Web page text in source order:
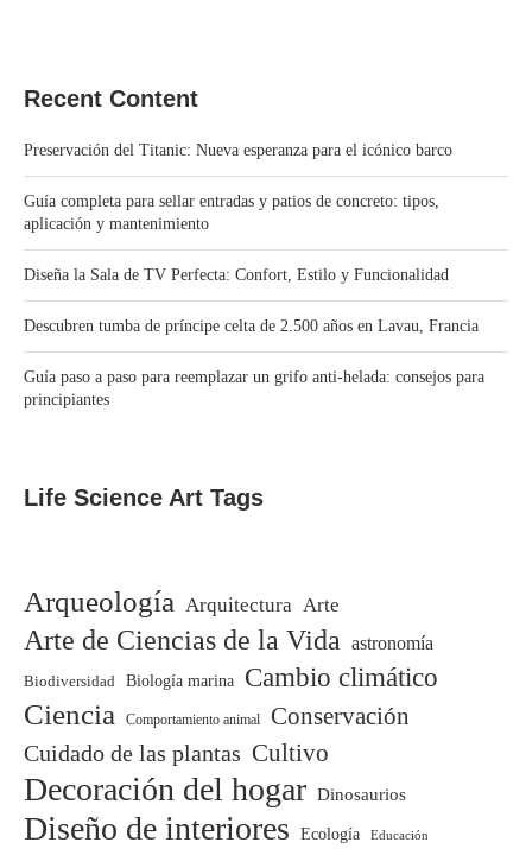
Recent Content
Preservación del Titanic: Nueva esperanza para el icónico barco
Guía completa para sellar entradas y patios de concreto: tipos,
aplicación y mantenimiento
Diseña la Sala de TV Perfecta: Confort, Estilo y Funcionalidad
Descubren tumba de príncipe celta de 2.500 años en Lavau, Francia
Guía paso a paso para reemplazar un grifo anti‑helada: consejos para
principiantes
Life Science Art Tags
Arqueología Arquitectura Arte
Arte de Ciencias de la Vida astronomía
Biodiversidad Biología marina Cambio climático
Ciencia Comportamiento animal
Conservación
Cuidado de las plantas Cultivo
Decoración del hogar Dinosaurios
Diseño de interiores Ecología Educación